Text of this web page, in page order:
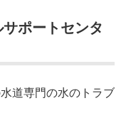
ポートセンタ
道専門の水のトラブ